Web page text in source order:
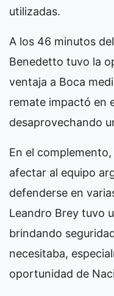
utilizadas.
A los 46 minutos
Benedetto tuvo la
ventaja a Boca
remate impactó en
desaprovechando
En el
afectar al equipo
defenderse en
Leandro Brey tuvo
brindando
necesitaba,
oportunidad de